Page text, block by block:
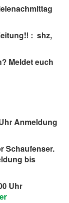
: shz,
Meldet euch
Anmeldung
Schaufenser.
bis
Uhr